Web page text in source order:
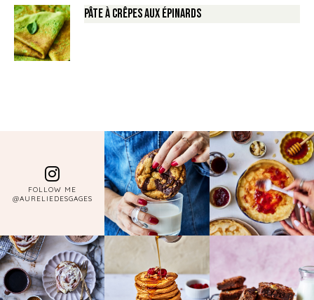
Pâte à crêpes aux épinards
FOLLOW ME
@AURELIEDESGAGES